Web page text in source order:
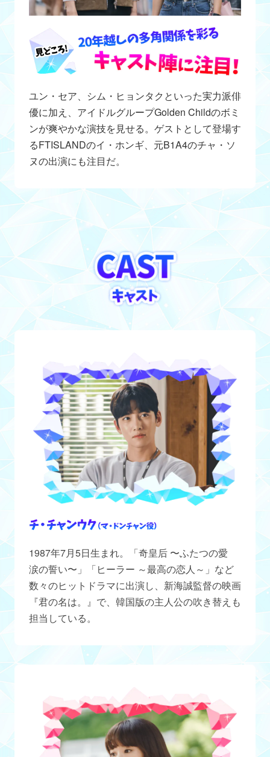
ユン・セア、シム・ヒョンタクといった実力派俳
優に加え、アイドルグループGolden Childのボミ
ンが爽やかな演技を見せる。ゲストとして登場す
るFTISLANDのイ・ホンギ、元B1A4のチャ・ソ
ヌの出演にも注目だ。
1987年7月5日生まれ。「奇皇后 〜ふたつの愛
涙の誓い〜」「ヒーラー ～最高の恋人～」など
数々のヒットドラマに出演し、新海誠監督の映画
『君の名は。』で、韓国版の主人公の吹き替えも
担当している。